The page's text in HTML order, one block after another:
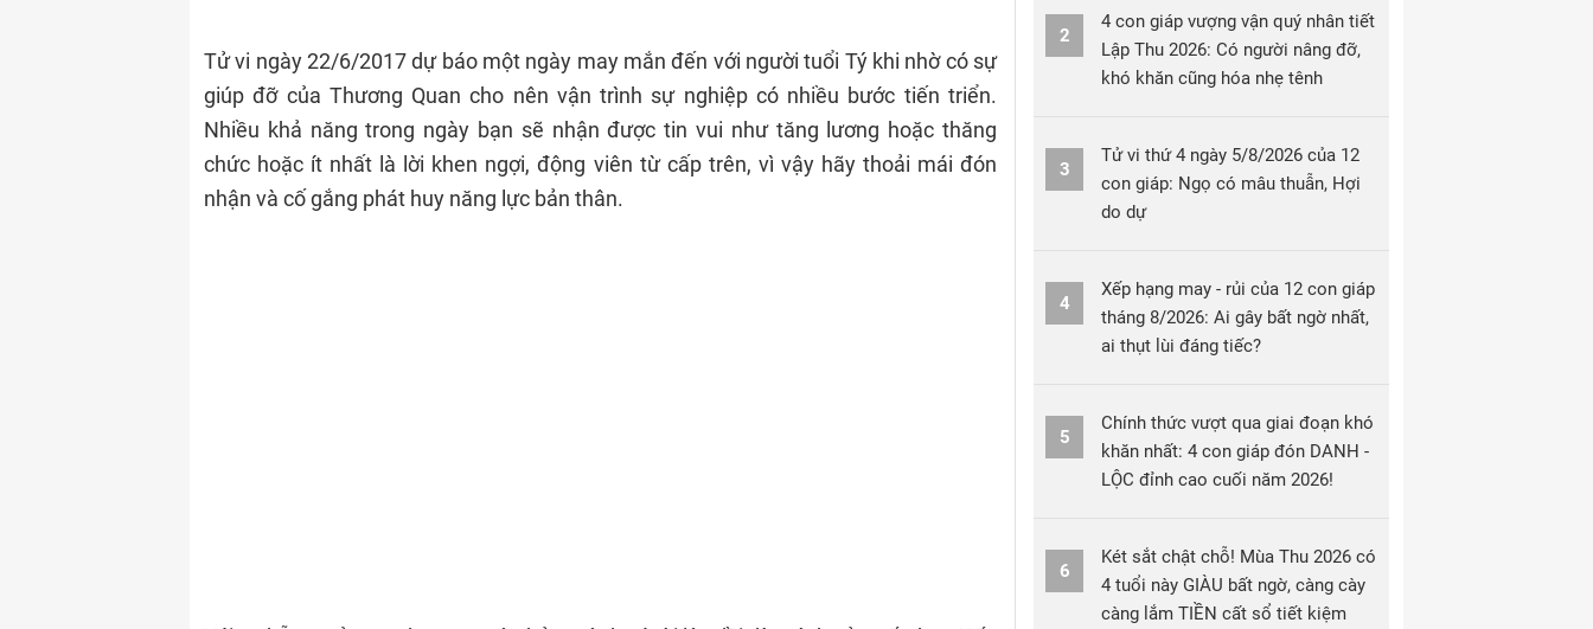
Tử vi ngày 22/6/2017 dự báo một ngày may mắn đến với người tuổi Tý khi nhờ có sự
giúp đỡ của Thương Quan cho nên vận trình sự nghiệp có nhiều bước tiến triển.
Nhiều khả năng trong ngày bạn sẽ nhận được tin vui như tăng lương hoặc thăng
chức hoặc ít nhất là lời khen ngợi, động viên từ cấp trên, vì vậy hãy thoải mái đón
nhận và cố gắng phát huy năng lực bản thân.
2
4 con giáp vượng vận quý nhân tiết
Lập Thu 2026: Có người nâng đỡ,
khó khăn cũng hóa nhẹ tênh
3
Tử vi thứ 4 ngày 5/8/2026 của 12
con giáp: Ngọ có mâu thuẫn, Hợi
do dự
4
Xếp hạng may - rủi của 12 con giáp
tháng 8/2026: Ai gây bất ngờ nhất,
ai thụt lùi đáng tiếc?
5
Chính thức vượt qua giai đoạn khó
khăn nhất: 4 con giáp đón DANH -
LỘC đỉnh cao cuối năm 2026!
6
Két sắt chật chỗ! Mùa Thu 2026 có
4 tuổi này GIÀU bất ngờ, càng cày
càng lắm TIỀN cất sổ tiết kiệm